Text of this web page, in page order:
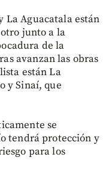
La Aguacatala están
junto a la
de la
avanzan las obras
están La
y Sinaí, que
se
tendrá protección y
para los